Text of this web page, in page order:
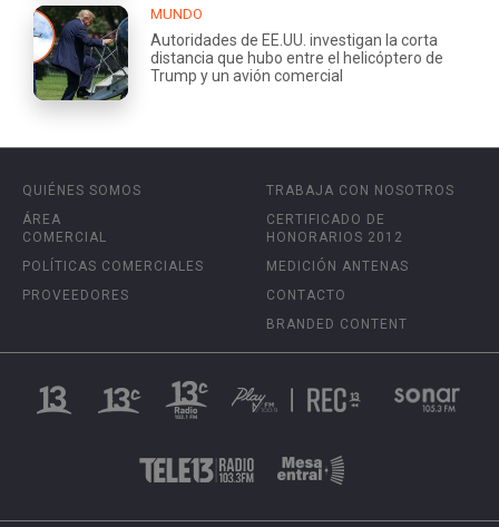
MUNDO
Autoridades de EE.UU. investigan la corta
distancia que hubo entre el helicóptero de
Trump y un avión comercial
QUIÉNES SOMOS
ÁREA
COMERCIAL
POLÍTICAS COMERCIALES
PROVEEDORES
TRABAJA CON NOSOTROS
CERTIFICADO DE
HONORARIOS 2012
MEDICIÓN ANTENAS
CONTACTO
BRANDED CONTENT